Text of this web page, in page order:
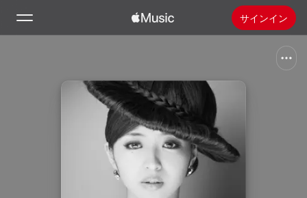
サインイン
Apple Musicをインストール